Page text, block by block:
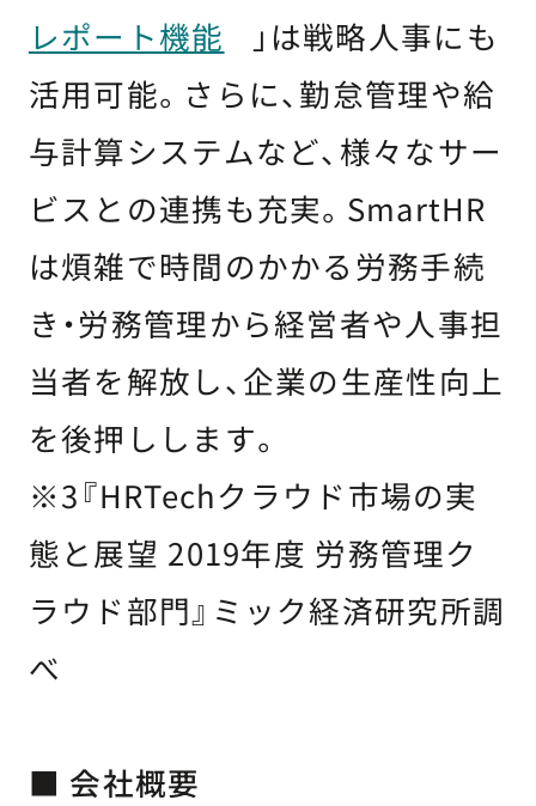
レポート機能
」は戦略人事にも
活用可能。さらに、勤怠管理や給
与計算システムなど、様々なサー
ビスとの連携も充実。SmartHR
は煩雑で時間のかかる労務手続
き・労務管理から経営者や人事担
当者を解放し、企業の生産性向上
を後押しします。
※3『HRTechクラウド市場の実
態と展望 2019年度 労務管理ク
ラウド部門』ミック経済研究所調
べ
■ 会社概要